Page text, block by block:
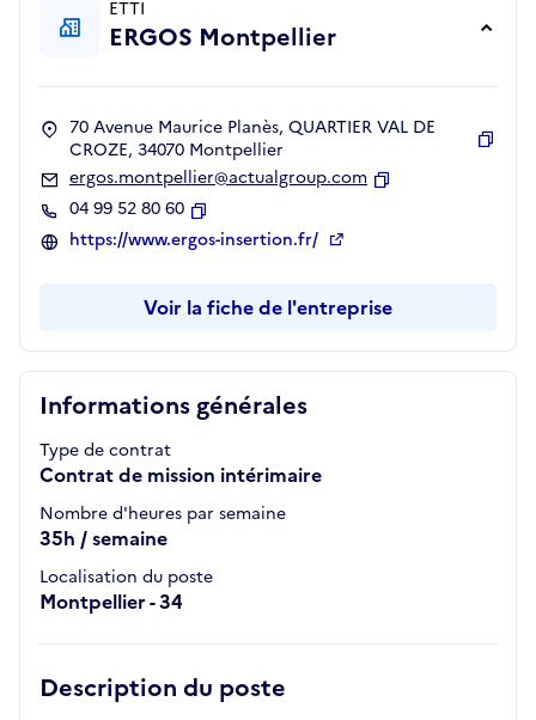
Informations générales
Type de contrat
Contrat de mission intérimaire
Nombre d'heures par semaine
35h / semaine
Localisation du poste
Montpellier - 34
Description du poste
ETTI
ERGOS Montpellier
70 Avenue Maurice Planès, QUARTIER VAL DE
CROZE, 34070 Montpellier
ergos.montpellier@actualgroup.com
04 99 52 80 60
Copier
https://www.ergos-insertion.fr/
Voir la fiche de l'entreprise